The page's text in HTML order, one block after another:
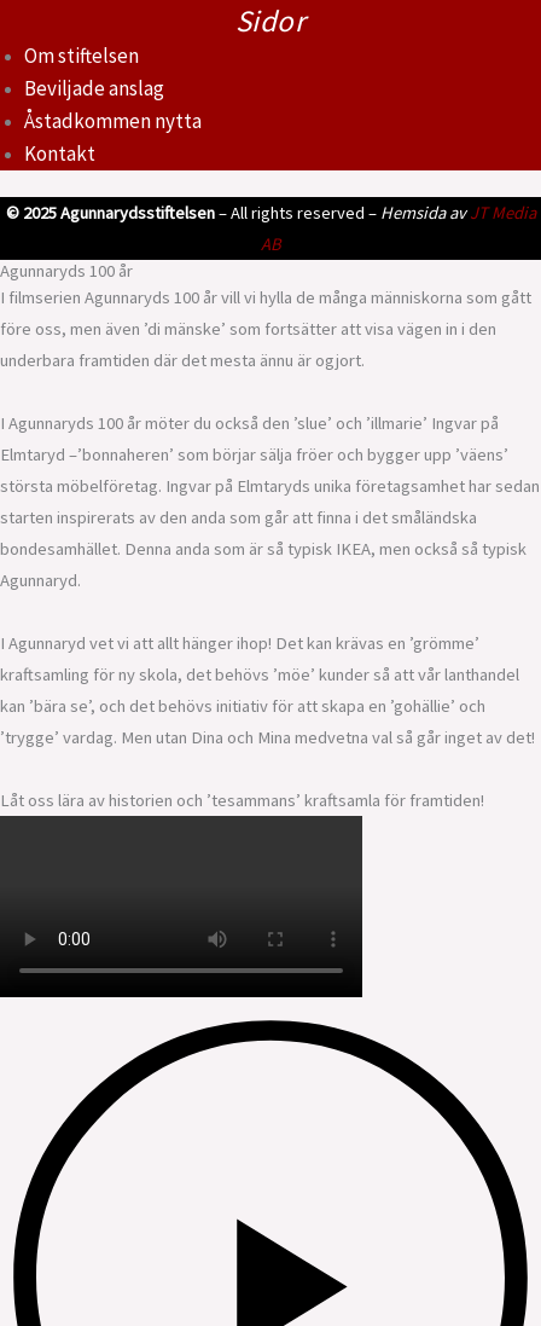
Sidor
Om stiftelsen
Beviljade anslag
Åstadkommen nytta
Kontakt
© 2025 Agunnarydsstiftelsen– All rights reserved – Hemsida avJT Media
AB
Agunnaryds 100 år
I filmserien Agunnaryds 100 år vill vi hylla de många människorna som gått
före oss, men även ’di mänske’ som fortsätter att visa vägen in i den
underbara framtiden där det mesta ännu är ogjort.
I Agunnaryds 100 år möter du också den ’slue’ och ’illmarie’ Ingvar på
Elmtaryd –’bonnaheren’ som börjar sälja fröer och bygger upp ’väens’
största möbelföretag. Ingvar på Elmtaryds unika företagsamhet har sedan
starten inspirerats av den anda som går att finna i det småländska
bondesamhället. Denna anda som är så typisk IKEA, men också så typisk
Agunnaryd.
I Agunnaryd vet vi att allt hänger ihop! Det kan krävas en ’grömme’
kraftsamling för ny skola, det behövs ’möe’ kunder så att vår lanthandel
kan ’bära se’, och det behövs initiativ för att skapa en ’gohällie’ och
’trygge’ vardag. Men utan Dina och Mina medvetna val så går inget av det!
Låt oss lära av historien och ’tesammans’ kraftsamla för framtiden!